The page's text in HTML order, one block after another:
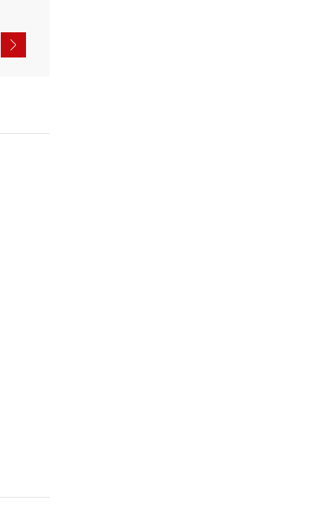
der Bayerischen Musikakademie Marktoberdorf.